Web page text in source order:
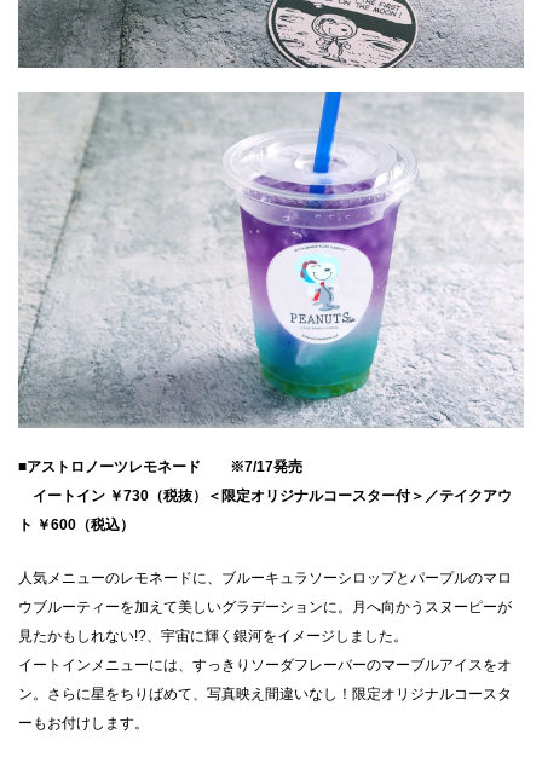
■アストロノーツレモネード ※7/17発売
イートイン ￥730（税抜）＜限定オリジナルコースター付＞／テイクアウ
ト ￥600（税込）
人気メニューのレモネードに、ブルーキュラソーシロップとパープルのマロ
ウブルーティーを加えて美しいグラデーションに。月へ向かうスヌーピーが
見たかもしれない!?、宇宙に輝く銀河をイメージしました。
イートインメニューには、すっきりソーダフレーバーのマーブルアイスをオ
ン。さらに星をちりばめて、写真映え間違いなし！限定オリジナルコースタ
ーもお付けします。